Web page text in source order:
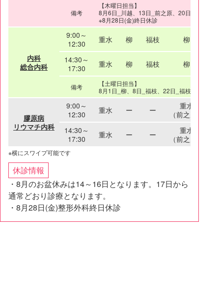
備考
【木曜日担当】
8月6日_川越、13日_前之原、20日_川越、
※8月28日(金)終日休診
内科
総合内科
9:00～
12:30
重水 柳 福枝 柳
14:30～
17:30
重水 柳 福枝 柳
備考
【土曜日担当】
8月1日_柳、8日_福枝、22日_福枝、29日_柳
膠原病
リウマチ内科
9:00～
12:30
重水 ー ー
重水
（前之原）
14:30～
17:30
重水 ー ー
重水
（前之原）
休診情報
・8月のお盆休みは14～16日となります。17日から
通常どおり診療となります。
・8月28日(金)整形外科終日休診